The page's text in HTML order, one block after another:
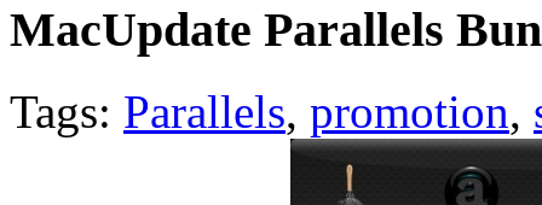
MacUpdate Parallels
Tags: Parallels, promotion,